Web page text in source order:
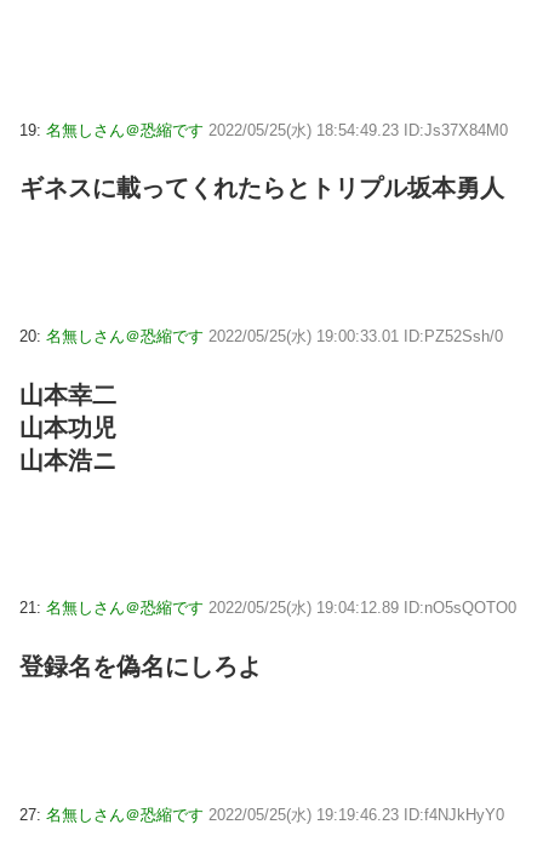
19: 名無しさん＠恐縮です 2022/05/25(水) 18:54:49.23 ID:Js37X84M0
ギネスに載ってくれたらとトリプル坂本勇人
20: 名無しさん＠恐縮です 2022/05/25(水) 19:00:33.01 ID:PZ52Ssh/0
山本幸二
山本功児
山本浩ニ
21: 名無しさん＠恐縮です 2022/05/25(水) 19:04:12.89 ID:nO5sQOTO0
登録名を偽名にしろよ
27: 名無しさん＠恐縮です 2022/05/25(水) 19:19:46.23 ID:f4NJkHyY0